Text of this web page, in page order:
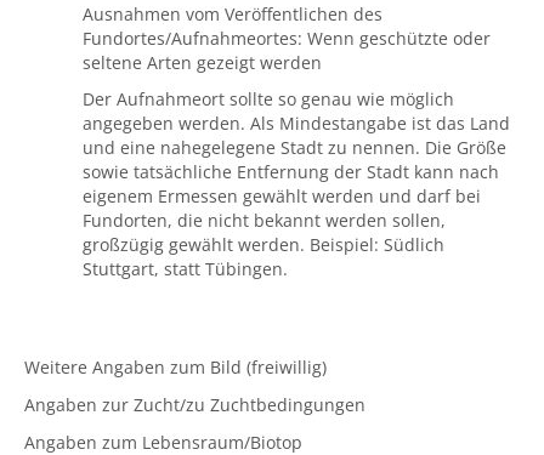
Ausnahmen vom Veröffentlichen des
Fundortes/Aufnahmeortes: Wenn geschützte oder
seltene Arten gezeigt werden
Der Aufnahmeort sollte so genau wie möglich
angegeben werden. Als Mindestangabe ist das Land
und eine nahegelegene Stadt zu nennen. Die Größe
sowie tatsächliche Entfernung der Stadt kann nach
eigenem Ermessen gewählt werden und darf bei
Fundorten, die nicht bekannt werden sollen,
großzügig gewählt werden. Beispiel: Südlich
Stuttgart, statt Tübingen.
Weitere Angaben zum Bild (freiwillig)
Angaben zur Zucht/zu Zuchtbedingungen
Angaben zum Lebensraum/Biotop